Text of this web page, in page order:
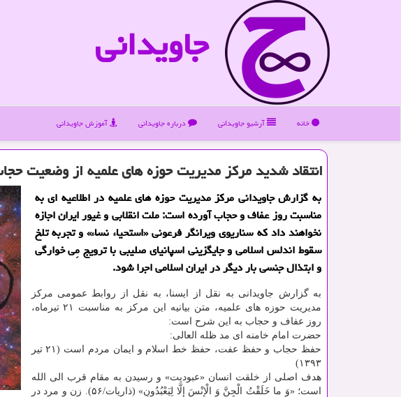
جاویدانی
خانه آرشیو جاویدانی درباره جاویدانی آموزش جاویدانی
انتقاد شدید مركز مدیریت حوزه های علمیه از وضعیت
به گزارش جاویدانی مركز مدیریت حوزه های علمیه در اطلاعیه ای به
مناسبت روز عفاف و حجاب آورده است: ملت انقلابی و غیور ایران اجازه
نخواهند داد كه سناریوی ویرانگر فرعونی «استحیاء نساء» و تجربه تلخ
سقوط اندلس اسلامی و جایگزینی اسپانیای صلیبی با ترویج مِی خوارگی
و ابتذال جنسی بار دیگر در ایران اسلامی اجرا شود.
به گزارش جاویدانی به نقل از ایسنا، به نقل از روابط عمومی مركز
مدیریت حوزه های علمیه، متن بیانیه این مركز به مناسبت ۲۱ تیرماه،
روز عفاف و حجاب به این شرح است:
حضرت امام خامنه ای مد ظله العالی:
حفظ حجاب و حفظ عفت، حفظ خط اسلام و ایمان مردم است (۲۱ تیر
۱۳۹۳)
هدف اصلی از خلقت انسان «عبودیت» و رسیدن به مقام قرب الی الله
است؛ «وَ ما خَلَقْتُ الْجِنَّ وَ الْإِنْسَ إِلَّا لِیَعْبُدُونِ» (ذاریات/۵۶). زن و مرد در